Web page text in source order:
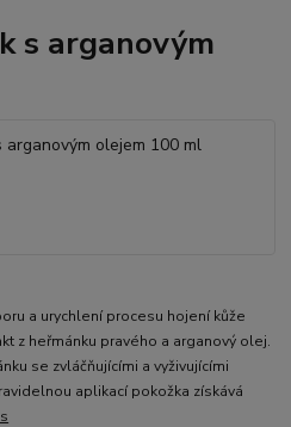
s arganovým
a urychlení procesu hojení kůže
z heřmánku pravého a arganový olej.
se zvláčňujícími a vyživujícími
aplikací pokožka získává